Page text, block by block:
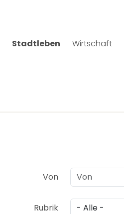
Stadtleben Wirtschaft
Von
Rubrik